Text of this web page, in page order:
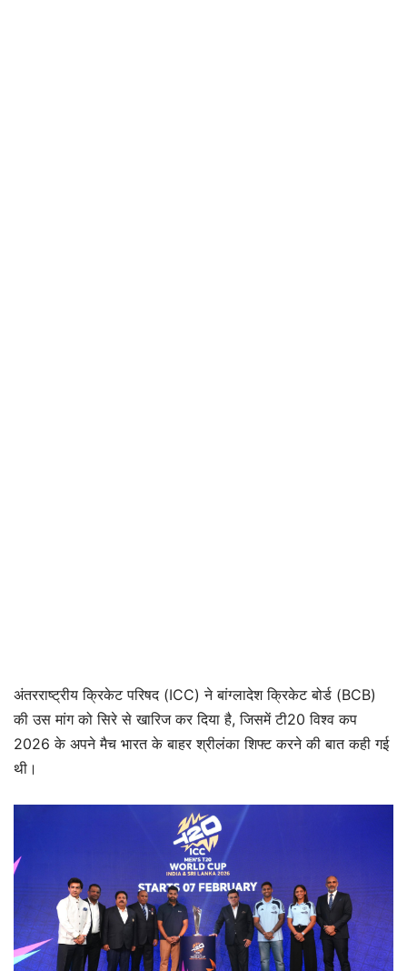
अंतरराष्ट्रीय क्रिकेट परिषद (ICC) ने बांग्लादेश क्रिकेट बोर्ड (BCB)
की उस मांग को सिरे से खारिज कर दिया है, जिसमें टी20 विश्व कप
2026 के अपने मैच भारत के बाहर श्रीलंका शिफ्ट करने की बात कही गई
थी।